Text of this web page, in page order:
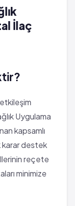
İlaç
Uygulama
kapsamlı
karar destek
reçete
minimize